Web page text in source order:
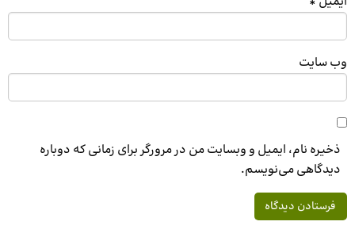
وب‌ سایت
ذخیره نام، ایمیل و وبسایت من در مرورگر برای زمانی که دوباره
دیدگاهی می‌نویسم.